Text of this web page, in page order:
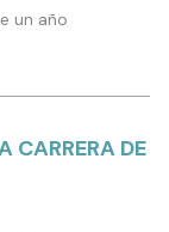
un año
CARRERA DE